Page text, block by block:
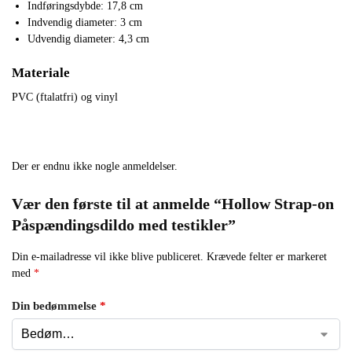
Indføringsdybde: 17,8 cm
Indvendig diameter: 3 cm
Udvendig diameter: 4,3 cm
Materiale
PVC (ftalatfri) og vinyl
Der er endnu ikke nogle anmeldelser.
Vær den første til at anmelde “Hollow Strap-on
Påspændingsdildo med testikler”
Din e-mailadresse vil ikke blive publiceret. Krævede felter er markeret
med *
Din bedømmelse *